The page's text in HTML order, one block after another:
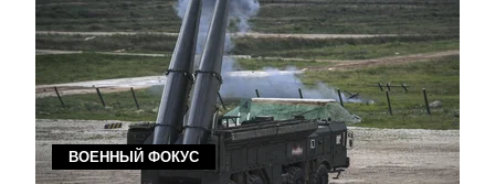
ВОЕННЫЙ ФОКУС